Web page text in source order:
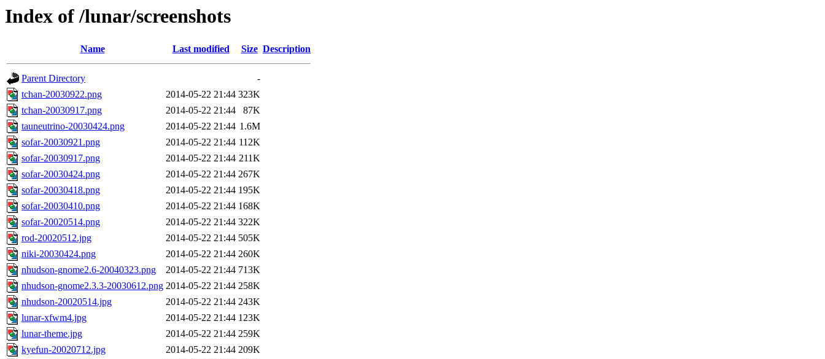
Index of /lunar/screenshots
Name Last modified Size Description
Parent Directory
-
tchan-20030922.png
2014-05-22 21:44 323K
tchan-20030917.png
2014-05-22 21:44
87K
tauneutrino-20030424.png
2014-05-22 21:44 1.6M
sofar-20030921.png
2014-05-22 21:44 112K
sofar-20030917.png
2014-05-22 21:44 211K
sofar-20030424.png
2014-05-22 21:44 267K
sofar-20030418.png
2014-05-22 21:44 195K
sofar-20030410.png
2014-05-22 21:44 168K
sofar-20020514.png
2014-05-22 21:44 322K
rod-20020512.jpg
2014-05-22 21:44 505K
niki-20030424.png
2014-05-22 21:44 260K
nhudson-gnome2.6-20040323.png
2014-05-22 21:44 713K
nhudson-gnome2.3.3-20030612.png 2014-05-22 21:44 258K
nhudson-20020514.jpg
2014-05-22 21:44 243K
lunar-xfwm4.jpg
2014-05-22 21:44 123K
lunar-theme.jpg
2014-05-22 21:44 259K
kyefun-20020712.jpg
2014-05-22 21:44 209K